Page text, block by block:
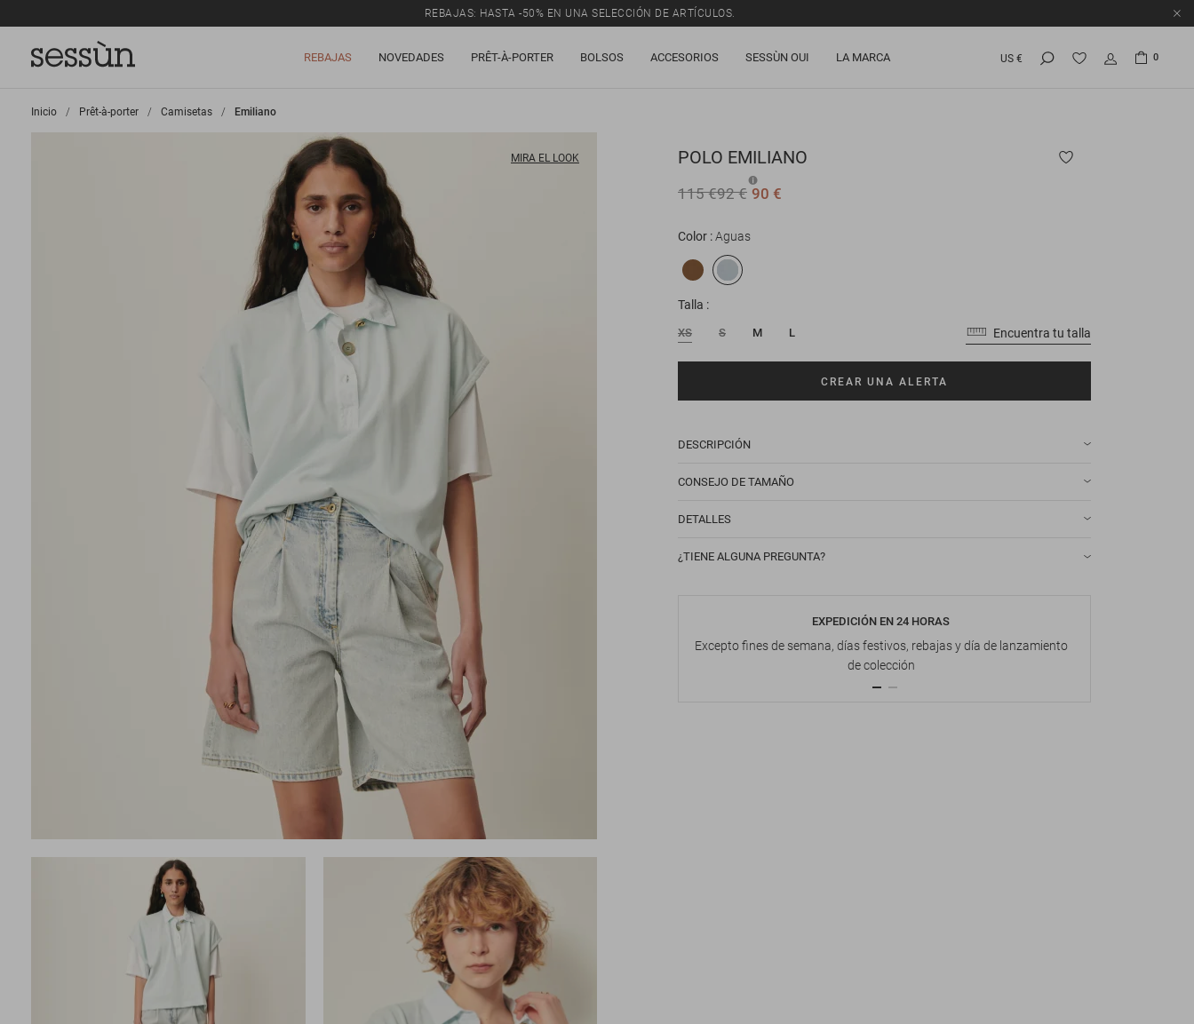
REBAJAS: HASTA -50% EN UNA SELECCIÓN DE ARTÍCULOS.
REBAJAS NOVEDADES PRÊT-À-PORTER BOLSOS ACCESORIOS SESSÙN OUI LA MARCA US € 0
Inicio >
Prêt-à-porter >
Camisetas >
Emiliano
MIRA EL LOOK POLO EMILIANO
115 €92 € 90 €
Color Aguas
Talla
XS S M L Encuentra tu talla
CREAR UNA ALERTA
DESCRIPCIÓN
CONSEJO DE TAMAÑO
DETALLES
¿TIENE ALGUNA PREGUNTA?
EXPEDICIÓN EN 24 HORAS
Excepto fines de semana, días festivos, rebajas y día de lanzamiento
de colección